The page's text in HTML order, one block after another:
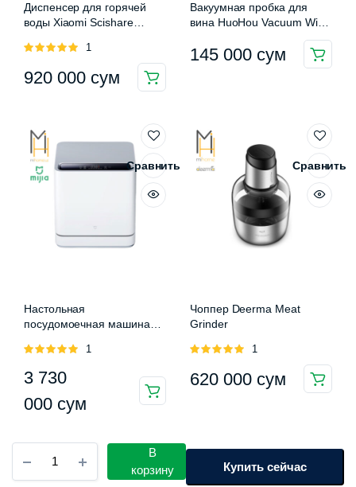
Диспенсер для горячей
воды Xiaomi Scishare
Оценка
1
920 000 сум
Вакуумная пробка для
вина HuoHou Vacuum Wine
145 000 сум
Сравнить
Настольная
посудомоечная машина
Dishwasher
Оценка
1
3 730
000 сум
Сравнить
Чоппер Deerma Meat
Grinder
Оценка
1
620 000 сум
молока
Scishare
В
корзину
Купить сейчас